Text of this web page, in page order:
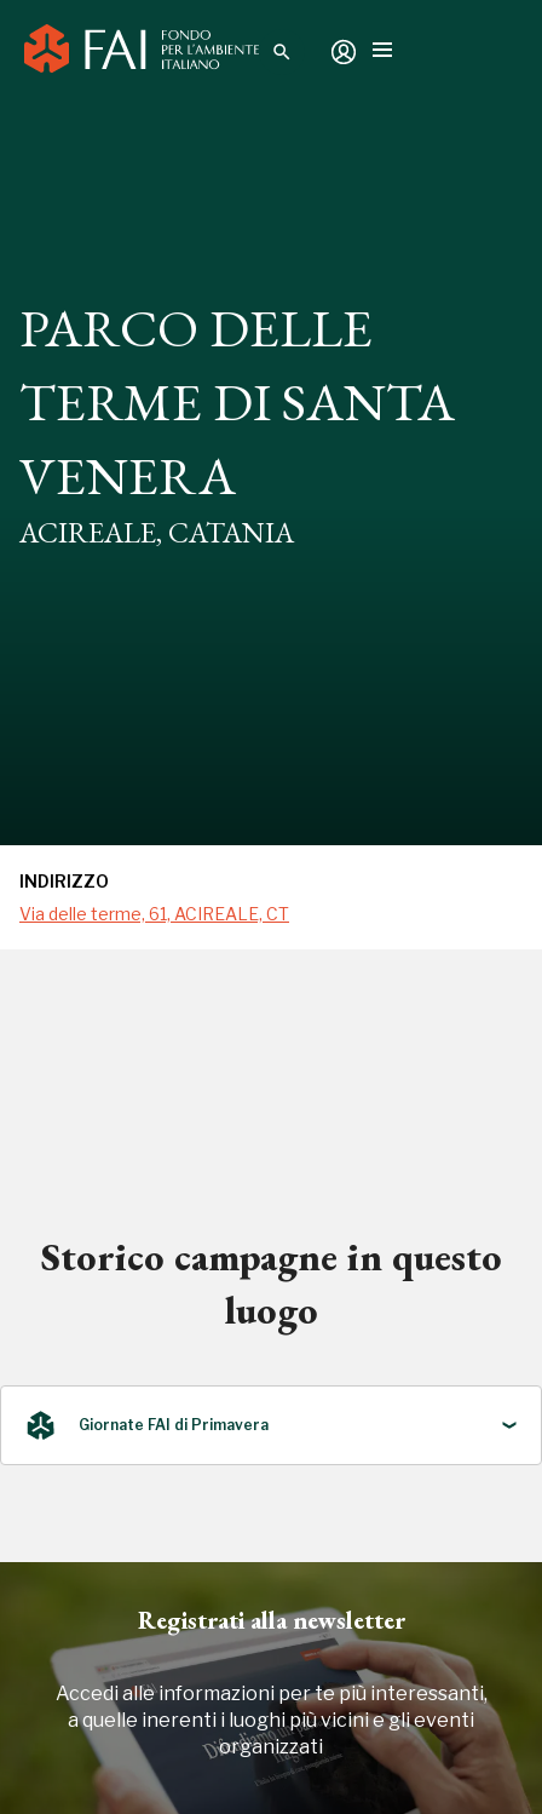
search
PARCO DELLE
TERME DI SANTA
VENERA
ACIREALE, CATANIA
INDIRIZZO
Via delle terme, 61, ACIREALE, CT
Storico campagne in questo
luogo
Giornate FAI di Primavera
Registrati alla newsletter
Accedi alle informazioni per te più interessanti,
a quelle inerenti i luoghi più vicini e gli eventi
organizzati